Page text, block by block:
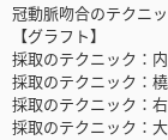
冠動脈吻合のテクニ
【グラフト】
採取のテクニック：
採取のテクニック：
採取のテクニック：
採取のテクニック：